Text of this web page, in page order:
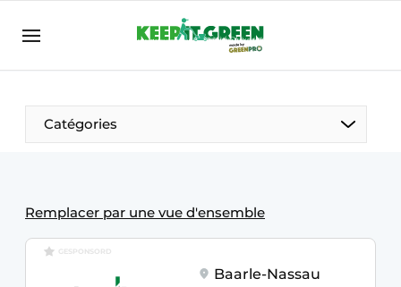
FR ENG FR
Catégories
Remplacer par une vue d'ensemble
GESPONSORD
Baarle-Nassau